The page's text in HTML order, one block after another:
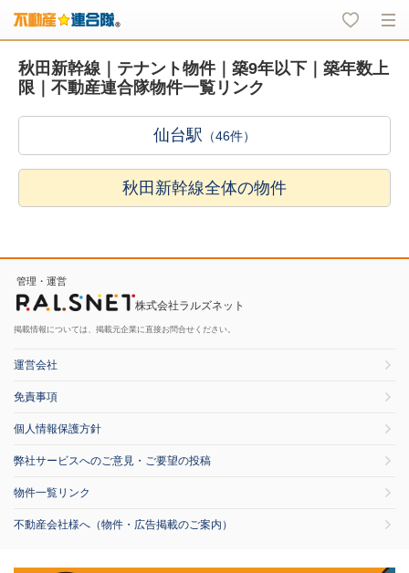
秋田新幹線｜テナント物件｜築9年以下｜築年数上
限｜不動産連合隊物件一覧リンク
仙台駅 （46件）
秋田新幹線全体の物件
管理・運営
株式会社ラルズネット
掲載情報については、掲載元企業に直接お問合せください。
運営会社
免責事項
個人情報保護方針
弊社サービスへのご意見・ご要望の投稿
物件一覧リンク
不動産会社様へ（物件・広告掲載のご案内）